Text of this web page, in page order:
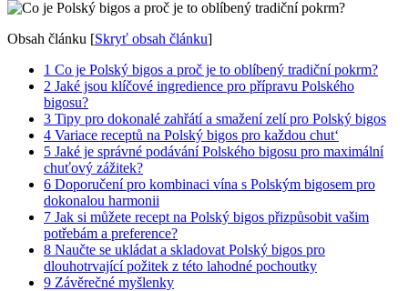
Obsah článku [Skryť obsah článku]
1 Co je Polský bigos a proč je to oblíbený tradiční pokrm?
2 Jaké jsou klíčové ingredience pro přípravu Polského
bigosu?
3 Tipy pro dokonalé zahřátí a smažení zelí pro Polský bigos
4 Variace receptů na Polský bigos pro každou chut‘
5 Jaké je správné podávání Polského bigosu pro maximální
chuťový zážitek?
6 Doporučení pro kombinaci vína s Polským bigosem pro
dokonalou harmonii
7 Jak si můžete recept na Polský bigos přizpůsobit vašim
potřebám a preference?
8 Naučte se ukládat a skladovat Polský bigos pro
dlouhotrvající požitek z této lahodné pochoutky
9 Závěrečné myšlenky